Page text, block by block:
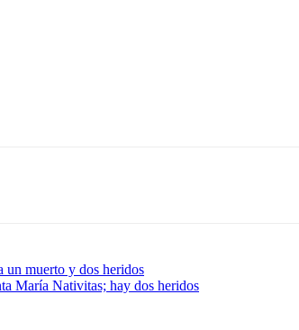
un muerto y dos heridos
María Nativitas; hay dos heridos